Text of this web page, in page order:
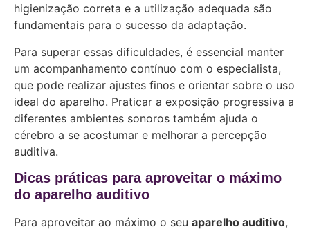
higienização correta e a utilização adequada são
fundamentais para o sucesso da adaptação.
Para superar essas dificuldades, é essencial manter
um acompanhamento contínuo com o especialista,
que pode realizar ajustes finos e orientar sobre o uso
ideal do aparelho. Praticar a exposição progressiva a
diferentes ambientes sonoros também ajuda o
cérebro a se acostumar e melhorar a percepção
auditiva.
Dicas práticas para aproveitar o máximo
do aparelho auditivo
Para aproveitar ao máximo o seu aparelho auditivo,